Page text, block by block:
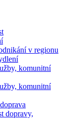
v regionu
komunitní
komunitní
dopravy,